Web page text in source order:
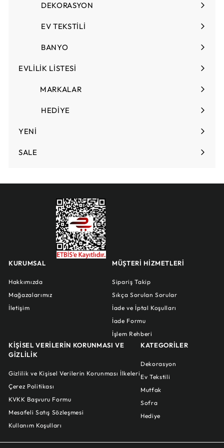
DEKORASYON
Menüyü
EV TEKSTİLİ
Menüyü
BANYO
EVLİLİK LİSTESİ
Menüyü
MARKALAR
HEDİYE
Menüyü
genişlet
YENİ
SALE
KURUMSAL
Hakkımızda
Mağazalarımız
İletişim
MÜŞTERİ HİZMETLERİ
Sipariş Takip
Sıkça Sorulan Sorular
İade ve İptal Koşulları
İade Formu
İşlem Rehberi
KİŞİSEL VERİLERİN KORUNMASI VE
GİZLİLİK
Gizlilik ve Kişisel Verilerin Korunması İlkeleri
Çerez Politikası
KVKK Başvuru Formu
Mesafeli Satış Sözleşmesi
Kullanım Koşulları
KATEGORİLER
Dekorasyon
Ev Tekstili
Mutfak
Sofra
Hediye